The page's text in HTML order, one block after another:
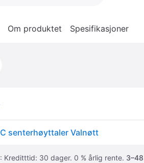
Om produktet Spesifikasjoner
senterhøyttaler Valnøtt
: Kreditttid: 30 dager. 0 % årlig rente.